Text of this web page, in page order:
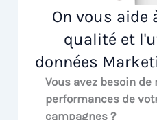
On vous aide
qualité et
données
Vous avez besoin
performances de
campagnes ?